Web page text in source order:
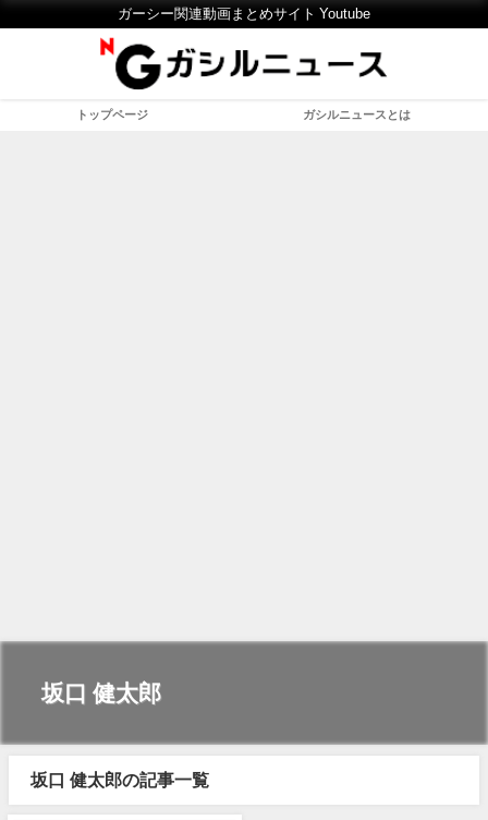
ガーシー関連動画まとめサイト Youtube
トップページ ガシルニュースとは
坂口 健太郎
坂口 健太郎の記事一覧